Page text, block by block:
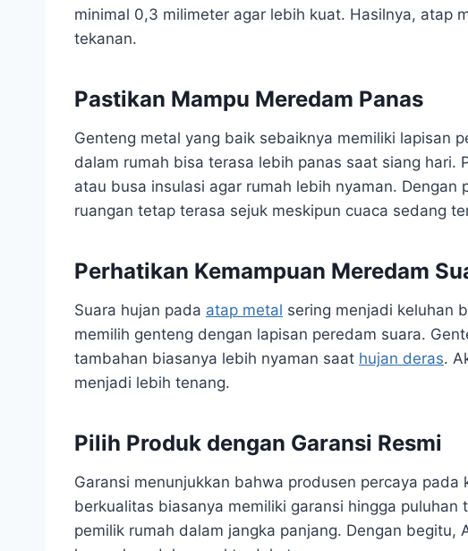
minimal 0,3 milimeter agar lebih kuat. Hasilnya, atap
tekanan.
Pastikan Mampu Meredam Panas
Genteng metal yang baik sebaiknya memiliki lapisan
dalam rumah bisa terasa lebih panas saat siang hari.
atau busa insulasi agar rumah lebih nyaman. Dengan
ruangan tetap terasa sejuk meskipun cuaca sedang
Perhatikan Kemampuan Meredam
Suara hujan pada atap metal sering menjadi keluhan
memilih genteng dengan lapisan peredam suara.
tambahan biasanya lebih nyaman saat hujan deras.
menjadi lebih tenang.
Pilih Produk dengan Garansi Resmi
Garansi menunjukkan bahwa produsen percaya
berkualitas biasanya memiliki garansi hingga
pemilik rumah dalam jangka panjang. Dengan